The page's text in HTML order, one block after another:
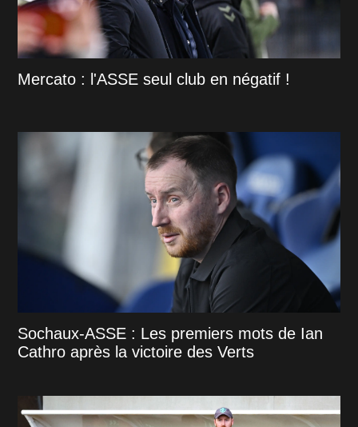
Mercato : l'ASSE seul club en négatif !
Sochaux-ASSE : Les premiers mots de Ian
Cathro après la victoire des Verts